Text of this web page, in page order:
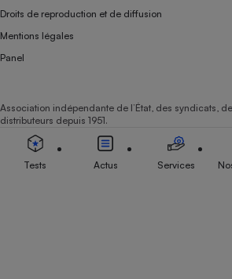
Droits de reproduction et de diffusion
Mentions légales
Panel
Association indépendante de l’État, des syndicats,
distributeurs depuis 1951.
Tests Actus Services